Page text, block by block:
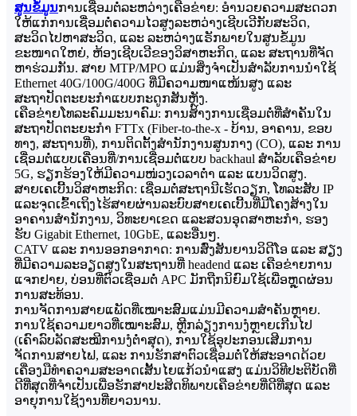
ສູນຂໍ້ມູນການເຊື່ອມຕໍ່ລະຫວ່າງເຄືອຂ່າຍ: ອຳນວຍຄວາມສະດວກ
ໃຫ້ແກ່ການເຊື່ອມຕໍ່ຄວາມໄວສູງລະຫວ່າງເຊີບເວີກັບສະວິດ,
ສະວິດໄປຫາສະວິດ, ແລະ ລະຫວ່າງແຣັກພາຍໃນສູນຂໍ້ມູນ
ຂະໜາດໃຫຍ່, ຫ້ອງເຊີບເວີຂອງວິສາຫະກິດ, ແລະ ສະຖານທີ່ຈັດ
ຫາຮ່ວມກັນ. ສາຍ MTP/MPO ແມ່ນສິ່ງຈຳເປັນສຳລັບການນຳໃຊ້
Ethernet 40G/100G/400G ທີ່ມີຄວາມໜາແໜ້ນສູງ ແລະ
ສະຖາປັດຕະຍະກຳແບບກະດູກສັນຫຼັງ.
ເຄືອຂ່າຍໂທລະຄົມມະນາຄົມ: ການສ້າງການເຊື່ອມຕໍ່ທີ່ສຳຄັນໃນ
ສະຖາປັດຕະຍະກຳ FTTx (Fiber-to-the-x - ບ້ານ, ອາຄານ, ຂອບ
ທາງ, ສະຖານທີ່), ການຕິດຕັ້ງສຳນັກງານສູນກາງ (CO), ແລະ ການ
ເຊື່ອມຕໍ່ແບບເຄື່ອນທີ່/ການເຊື່ອມຕໍ່ແບບ backhaul ສຳລັບເຄືອຂ່າຍ
5G, ຮຽກຮ້ອງໃຫ້ມີຄວາມໜ່ວງເວລາຕ່ຳ ແລະ ແບນວິດສູງ.
ສາຍເຄເບີ້ນວິສາຫະກິດ: ເຊື່ອມຕໍ່ສະຖານີເຮັດວຽກ, ໂທລະສັບ IP
ແລະຈຸດເຂົ້າເຖິງໄຮ້ສາຍຜ່ານລະບົບສາຍເຄເບີ້ນທີ່ມີໂຄງສ້າງໃນ
ອາຄານສຳນັກງານ, ວິທະຍາເຂດ ແລະສວນອຸດສາຫະກຳ, ຮອງ
ຮັບ Gigabit Ethernet, 10GbE, ແລະອື່ນໆ.
CATV ແລະ ການອອກອາກາດ: ການສົ່ງສັນຍານວິດີໂອ ແລະ ສຽງ
ທີ່ມີຄວາມລະອຽດສູງໃນສະຖານທີ່ headend ແລະ ເຄືອຂ່າຍການ
ແຈກຢາຍ, ບ່ອນທີ່ຕົວເຊື່ອມຕໍ່ APC ມັກຖືກນິຍົມໃຊ້ເພື່ອຫຼຸດຜ່ອນ
ການສະທ້ອນ.
ການຈັດການສາຍແພັດທີ່ເໝາະສົມແມ່ນມີຄວາມສຳຄັນຫຼາຍ.
ການໃຊ້ຄວາມຍາວທີ່ເໝາະສົມ, ຫຼີກລ່ຽງການງໍຫຼາຍເກີນໄປ
(ເຄົາລົບລັດສະໝີການງໍຕໍ່າສຸດ), ການໃຊ້ອຸປະກອນເສີມການ
ຈັດການສາຍໄຟ, ແລະ ການຮັກສາຕົວເຊື່ອມຕໍ່ໃຫ້ສະອາດດ້ວຍ
ເຄື່ອງມືທຳຄວາມສະອາດເສັ້ນໄຍແກ້ວນຳແສງ ແມ່ນວິທີປະຕິບັດທີ່
ດີທີ່ສຸດທີ່ຈຳເປັນເພື່ອຮັກສາປະສິດທິພາບເຄືອຂ່າຍທີ່ດີທີ່ສຸດ ແລະ
ອາຍຸການໃຊ້ງານທີ່ຍາວນານ.